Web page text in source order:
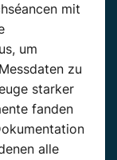
mit
um
zu
starker
fanden
alle